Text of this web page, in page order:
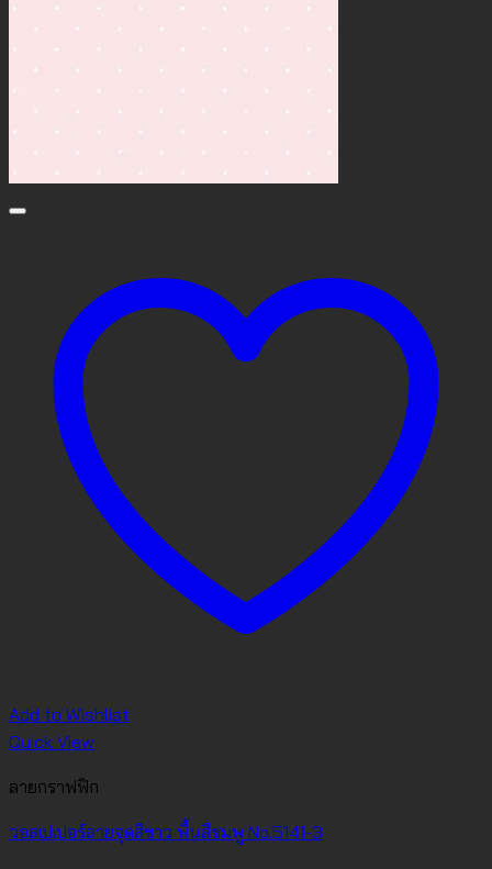
Add to Wishlist
Quick View
ลายกราฟฟิก
วอลเปเปอร์ลายจุดสีขาว พื้นสีชมพู No.5141-3